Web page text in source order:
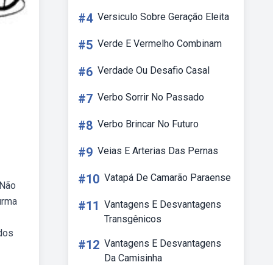
#4 Versiculo Sobre Geração Eleita
#5 Verde E Vermelho Combinam
#6 Verdade Ou Desafio Casal
#7 Verbo Sorrir No Passado
#8 Verbo Brincar No Futuro
#9 Veias E Arterias Das Pernas
#10 Vatapá De Camarão Paraense
#11 Vantagens E Desvantagens
Transgênicos
#12 Vantagens E Desvantagens
Da Camisinha